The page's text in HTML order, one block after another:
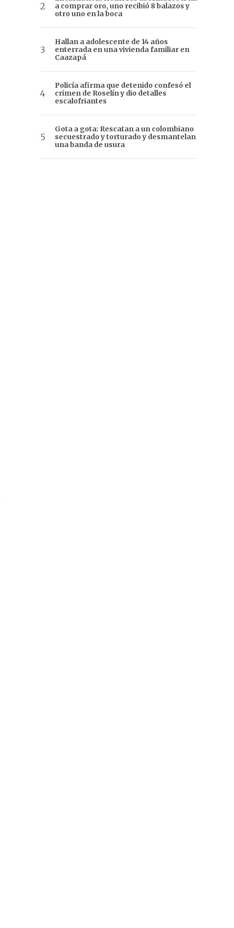
a comprar oro, uno recibió 8 balazos y
otro uno en la boca
Hallan a adolescente de 14 años
enterrada en una vivienda familiar en
Caazapá
Policía afirma que detenido confesó el
crimen de Roselín y dio detalles
escalofriantes
Gota a gota: Rescatan a un colombiano
secuestrado y torturado y desmantelan
una banda de usura